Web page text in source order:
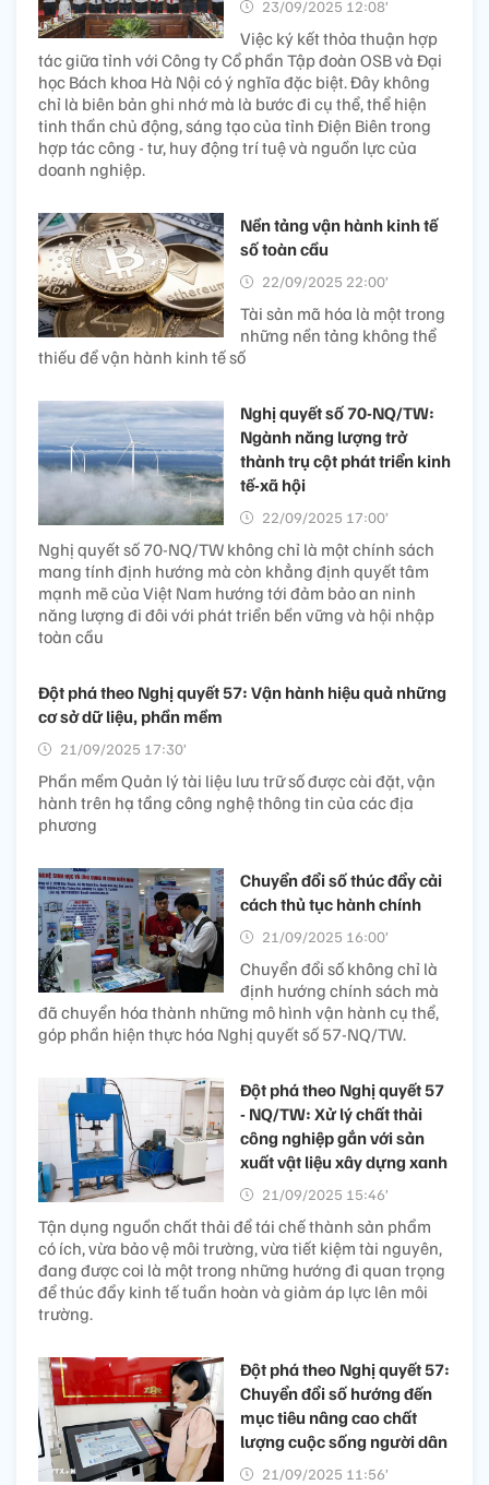
23/09/2025 12:08’
Việc ký kết thỏa thuận hợp
tác giữa tỉnh với Công ty Cổ phần Tập đoàn OSB và Đại
học Bách khoa Hà Nội có ý nghĩa đặc biệt. Đây không
chỉ là biên bản ghi nhớ mà là bước đi cụ thể, thể hiện
tinh thần chủ động, sáng tạo của tỉnh Điện Biên trong
hợp tác công - tư, huy động trí tuệ và nguồn lực của
doanh nghiệp.
Nền tảng vận hành kinh tế
số toàn cầu
22/09/2025 22:00’
Tài sản mã hóa là một trong
những nền tảng không thể
thiếu để vận hành kinh tế số
Nghị quyết số 70-NQ/TW:
Ngành năng lượng trở
thành trụ cột phát triển kinh
tế-xã hội
22/09/2025 17:00’
Nghị quyết số 70-NQ/TW không chỉ là một chính sách
mang tính định hướng mà còn khẳng định quyết tâm
mạnh mẽ của Việt Nam hướng tới đảm bảo an ninh
năng lượng đi đôi với phát triển bền vững và hội nhập
toàn cầu
Đột phá theo Nghị quyết 57: Vận hành hiệu quả những
cơ sở dữ liệu, phần mềm
21/09/2025 17:30’
Phần mềm Quản lý tài liệu lưu trữ số được cài đặt, vận
hành trên hạ tầng công nghệ thông tin của các địa
phương
Chuyển đổi số thúc đẩy cải
cách thủ tục hành chính
21/09/2025 16:00’
Chuyển đổi số không chỉ là
định hướng chính sách mà
đã chuyển hóa thành những mô hình vận hành cụ thể,
góp phần hiện thực hóa Nghị quyết số 57-NQ/TW.
Đột phá theo Nghị quyết 57
- NQ/TW: Xử lý chất thải
công nghiệp gắn với sản
xuất vật liệu xây dựng xanh ​
21/09/2025 15:46’
Tận dụng nguồn chất thải để tái chế thành sản phẩm
có ích, vừa bảo vệ môi trường, vừa tiết kiệm tài nguyên,
đang được coi là một trong những hướng đi quan trọng
để thúc đẩy kinh tế tuần hoàn và giảm áp lực lên môi
trường.
Đột phá theo Nghị quyết 57:
Chuyển đổi số hướng đến
mục tiêu nâng cao chất
lượng cuộc sống người dân
21/09/2025 11:56’